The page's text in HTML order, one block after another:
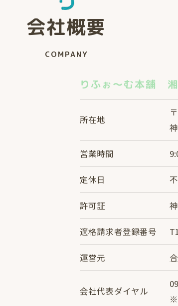
会社概要
COMPANY
りふぉ～む本舗
所在地
営業時間
定休日
許可証
適格請求者登録番号
運営元
会社代表ダイヤル
※
無料お見積りはこちら